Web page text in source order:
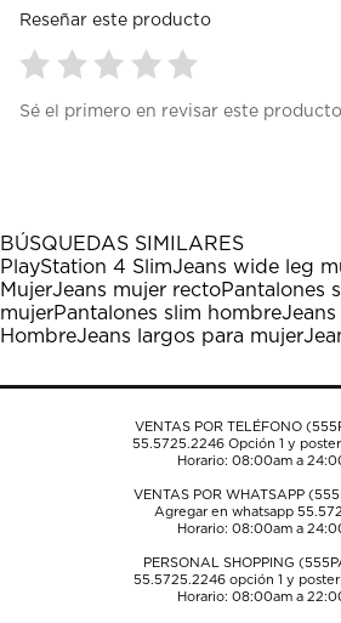
Reseñar este producto
para
1
estrella
Esta
acción
abrirá
el
de
para
estrellas.
Esta
acción
abrirá
el
de
para
estrellas.
Esta
acción
abrirá
el
de
para
estrellas.
Esta
acción
abrirá
el
de
para
estrellas.
Esta
acción
abrirá
el
de
Sé el primero en revisar este producto
BÚSQUEDAS SIMILARES
PlayStation 4 SlimJeans wide leg
MujerJeans mujer rectoPantalones
mujerPantalones slim hombre
HombreJeans largos para mujer
VENTAS POR TELÉFONO
55.5725.2246Opción 1 y
Horario: 08:00am a
VENTAS POR WHATSAPP
Agregar en whatsapp
Horario: 08:00am a
PERSONAL SHOPPING
55.5725.2246opción 1 y
Horario: 08:00am a